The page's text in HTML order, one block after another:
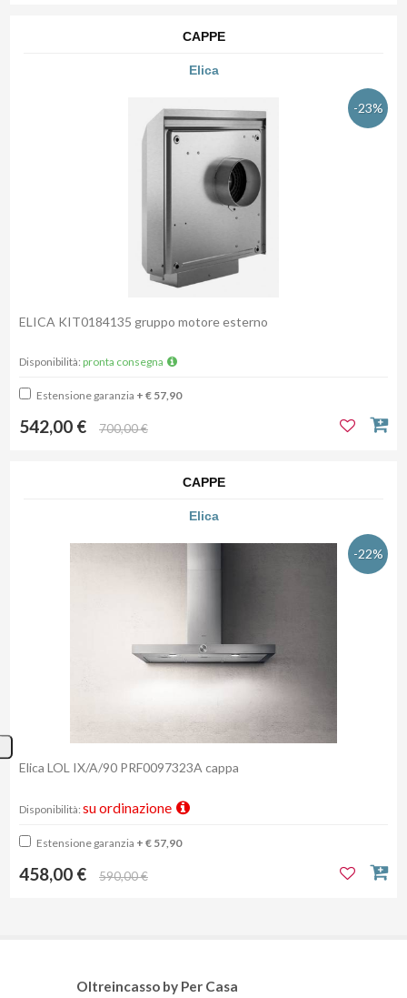
CAPPE
Elica
-23%
ELICA KIT0184135 gruppo motore esterno
Disponibilità: pronta consegna
Estensione garanzia + € 57,90
542,00 € 700,00 €
CAPPE
Elica
-22%
Elica LOL IX/A/90 PRF0097323A cappa
Disponibilità: su ordinazione
Estensione garanzia + € 57,90
458,00 € 590,00 €
Oltreincasso by Per Casa